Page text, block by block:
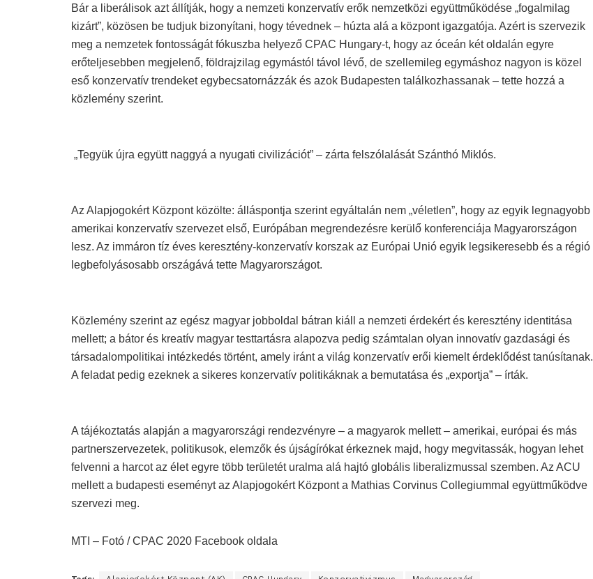
Bár a liberálisok azt állítják, hogy a nemzeti konzervatív erők nemzetközi együttműködése „fogalmilag
kizárt”, közösen be tudjuk bizonyítani, hogy tévednek – húzta alá a központ igazgatója. Azért is szervezik
meg a nemzetek fontosságát fókuszba helyező CPAC Hungary-t, hogy az óceán két oldalán egyre
erőteljesebben megjelenő, földrajzilag egymástól távol lévő, de szellemileg egymáshoz nagyon is közel
eső konzervatív trendeket egybecsatornázzák és azok Budapesten találkozhassanak – tette hozzá a
közlemény szerint.
„Tegyük újra együtt naggyá a nyugati civilizációt” – zárta felszólalását Szánthó Miklós.
Az Alapjogokért Központ közölte: álláspontja szerint egyáltalán nem „véletlen”, hogy az egyik legnagyobb
amerikai konzervatív szervezet első, Európában megrendezésre kerülő konferenciája Magyarországon
lesz. Az immáron tíz éves keresztény-konzervatív korszak az Európai Unió egyik legsikeresebb és a régió
legbefolyásosabb országává tette Magyarországot.
Közlemény szerint az egész magyar jobboldal bátran kiáll a nemzeti érdekért és keresztény identitása
mellett; a bátor és kreatív magyar testtartásra alapozva pedig számtalan olyan innovatív gazdasági és
társadalompolitikai intézkedés történt, amely iránt a világ konzervatív erői kiemelt érdeklődést tanúsítanak.
A feladat pedig ezeknek a sikeres konzervatív politikáknak a bemutatása és „exportja” – írták.
A tájékoztatás alapján a magyarországi rendezvényre – a magyarok mellett – amerikai, európai és más
partnerszervezetek, politikusok, elemzők és újságírókat érkeznek majd, hogy megvitassák, hogyan lehet
felvenni a harcot az élet egyre több területét uralma alá hajtó globális liberalizmussal szemben. Az ACU
mellett a budapesti eseményt az Alapjogokért Központ a Mathias Corvinus Collegiummal együttműködve
szervezi meg.
MTI – Fotó / CPAC 2020 Facebook oldala